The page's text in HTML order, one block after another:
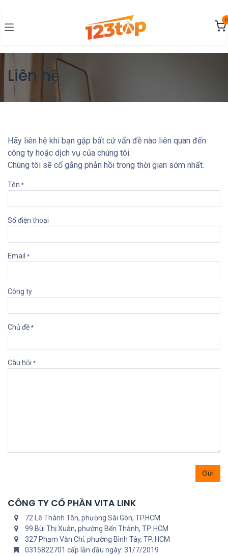
0
Liên hệ
Hãy liên hệ khi bạn gặp bất cứ vấn đề nào liên quan đến
công ty hoặc dịch vụ của chúng tôi.
Chúng tôi sẽ cố gắng phản hồi trong thời gian sớm nhất.
Tên *
Số điện thoại
Email *
Công ty
Chủ đề *
Câu hỏi *
Gửi
CÔNG TY CỔ PHẦN VITA LINK
72 Lê Thánh Tôn, phường Sài Gòn, TP.HCM
99 Bùi Thị Xuân, phường Bến Thành, TP. HCM
327 Phạm Văn Chí, phường Bình Tây, TP. HCM
0315822701 cấp lần đầu ngày: 31/7/2019